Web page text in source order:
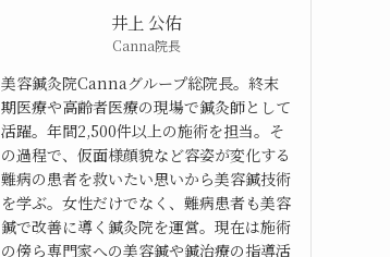
井上 公佑
Canna院長
美容鍼灸院Cannaグループ総院長。終末
期医療や高齢者医療の現場で鍼灸師として
活躍。年間2,500件以上の施術を担当。そ
の過程で、仮面様顔貌など容姿が変化する
難病の患者を救いたい思いから美容鍼技術
を学ぶ。女性だけでなく、難病患者も美容
鍼で改善に導く鍼灸院を運営。現在は施術
の傍ら専門家への美容鍼や鍼治療の指導活